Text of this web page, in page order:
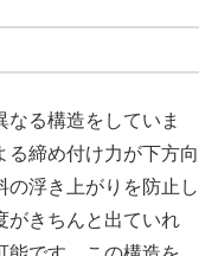
る構造をしていま
る締め付け力が下方向
の浮き上がりを防止し
がきちんと出ていれ